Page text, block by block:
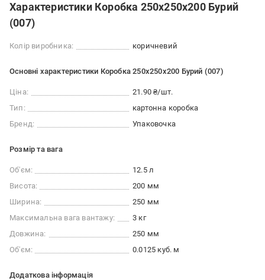
Характеристики Коробка 250х250х200 Бурий
(007)
Колір виробника: коричневий
Основні характеристики Коробка 250х250х200 Бурий (007)
Ціна:
21.90 ₴/шт.
Тип:
картонна коробка
Бренд:
Упаковочка
Розмір та вага
Об'єм:
12.5 л
Висота:
200 мм
Ширина:
250 мм
Максимальна вага вантажу:
3 кг
Довжина:
250 мм
Об'єм:
0.0125 куб. м
Додаткова інформація